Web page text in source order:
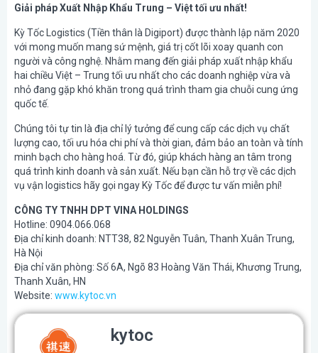
Giải pháp Xuất Nhập Khẩu Trung – Việt tối ưu nhất!
Kỳ Tốc Logistics (Tiền thân là Digiport) được thành lập năm 2020
với mong muốn mang sứ mệnh, giá trị cốt lõi xoay quanh con
người và công nghệ. Nhằm mang đến giải pháp xuất nhập khẩu
hai chiều Việt – Trung tối ưu nhất cho các doanh nghiệp vừa và
nhỏ đang gặp khó khăn trong quá trình tham gia chuỗi cung ứng
quốc tế.
Chúng tôi tự tin là địa chỉ lý tưởng để cung cấp các dịch vụ chất
lượng cao, tối ưu hóa chi phí và thời gian, đảm bảo an toàn và tính
minh bạch cho hàng hoá. Từ đó, giúp khách hàng an tâm trong
quá trình kinh doanh và sản xuất. Nếu bạn cần hỗ trợ về các dịch
vụ vận logistics hãy gọi ngay Kỳ Tốc để được tư vấn miễn phí!
CÔNG TY TNHH DPT VINA HOLDINGS
Hotline: 0904.066.068
Địa chỉ kinh doanh: NTT38, 82 Nguyễn Tuân, Thanh Xuân Trung,
Hà Nội
Địa chỉ văn phòng: Số 6A, Ngõ 83 Hoàng Văn Thái, Khương Trung,
Thanh Xuân, HN
Website: www.kytoc.vn
kytoc